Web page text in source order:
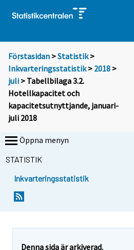
Förstasidan >Statistik >
Inkvarteringsstatistik> 2018 >
juli > Tabellbilaga 3.2.
Hotellkapacitet och
kapacitetsutnyttjande, januari-
juli 2018
Öppna menyn
STATISTIK
Inkvarteringsstatistik
Denna sida är arkiverad.